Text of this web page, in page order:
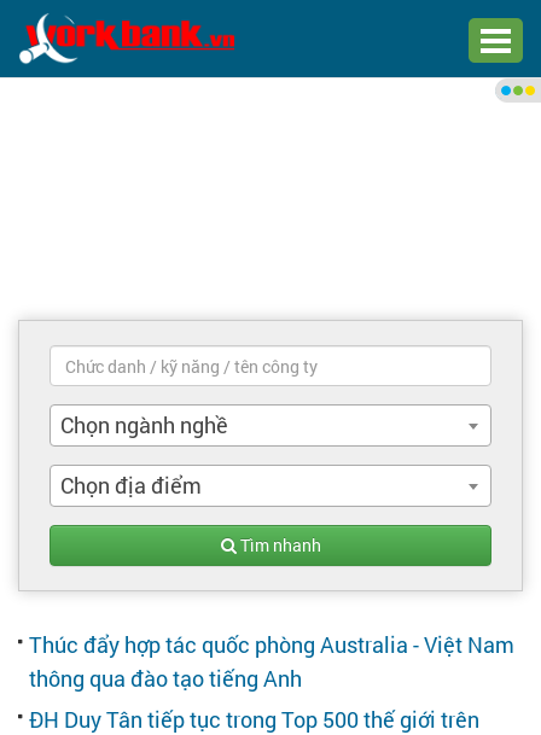
Trang chủ
Việc làm mới nhất
Tìm việc làm
Chọn ngành nghề
Chọn địa điểm
Tìm nhanh
Thúc đẩy hợp tác quốc phòng Australia - Việt Nam
thông qua đào tạo tiếng Anh
ĐH Duy Tân tiếp tục trong Top 500 thế giới trên